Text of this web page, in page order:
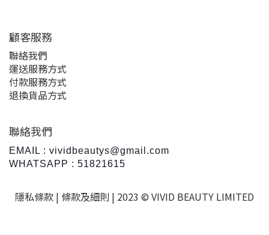
顧客服務
聯絡我們
運送服務方式
付款服務方式
退換貨品方式
聯絡我們
EMAIL : vividbeautys@gmail.com
WHATSAPP : 51821615
隱私條款 | 條款及細則 | 2023 © VIVID BEAUTY LIMITED